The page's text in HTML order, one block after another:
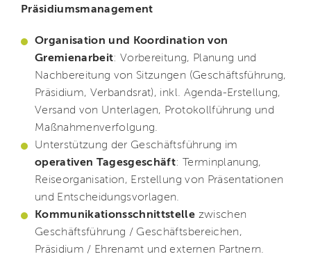
Präsidiumsmanagement
Organisation und Koordination von
Gremienarbeit: Vorbereitung, Planung und
Nachbereitung von Sitzungen (Geschäftsführung,
Präsidium, Verbandsrat), inkl. Agenda-Erstellung,
Versand von Unterlagen, Protokollführung und
Maßnahmenverfolgung.
Unterstützung der Geschäftsführung im
operativen Tagesgeschäft: Terminplanung,
Reiseorganisation, Erstellung von Präsentationen
und Entscheidungsvorlagen.
Kommunikationsschnittstelle zwischen
Geschäftsführung / Geschäftsbereichen,
Präsidium / Ehrenamt und externen Partnern.